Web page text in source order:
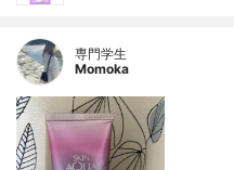
専門学生
Momoka